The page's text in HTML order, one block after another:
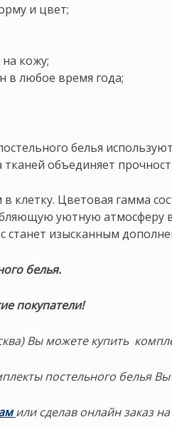
и цвет;
кожу;
в любое время года;
белья
объединяет
Цветовая гамма
уютную атмосферу
изысканным
белья.
покупатели!
Вы можете купить
постельного белья
или сделав онлайн заказ